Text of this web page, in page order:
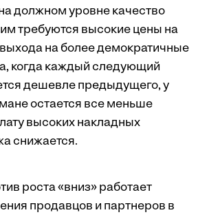
должном уровне качество
требуются высокие цены на
на более демократичные
когда каждый следующий
дешевле предыдущего, у
остается все меньше
высоких накладных
снижается.
роста «вниз» работает
продавцов и партнеров в